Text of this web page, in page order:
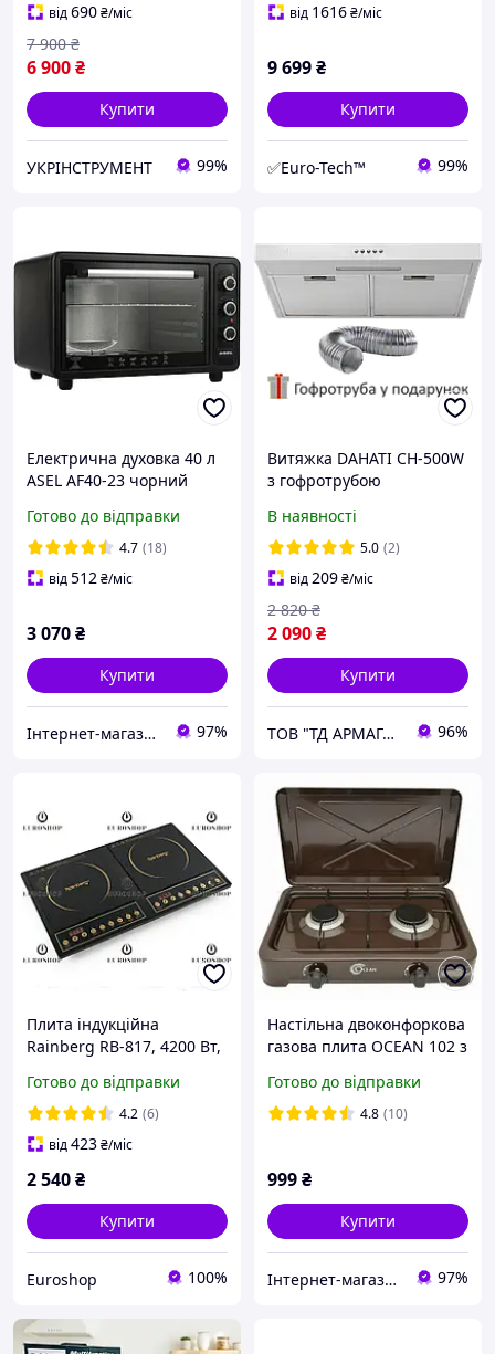
від690₴/міс
6 900₴
7 900 ₴
Купити
УКРІНСТРУМЕНТ 99%
від 1616₴/міс
9 699₴
Купити
✅Euro-Tech™ 99%
Електрична духовка 40 л
ASEL AF40-23 чорний
Готово до відправки
4.7 (18)
від512₴/міс
3 070₴
Купити
Інтернет-магазин Vinbazis 97%
Витяжка DAHATI CH-500W
з гофротрубою
В наявності
5.0 (2)
від209₴/міс
2 090₴
2 820 ₴
Купити
ТОВ "ТД АРМАГАЗ-УКРАИНА" 96%
Плита індукційна
Rainberg RB-817, 4200 Вт,
двоконфоркова
індукційна плита
Готово до відправки
4.2 (6)
від423₴/міс
2 540₴
Купити
Euroshop 100%
Настільна двоконфоркова
газова плита OCEAN 102 з
конфорки
Готово до відправки
4.8 (10)
999₴
Купити
Інтернет-магазин Vinbazis 97%